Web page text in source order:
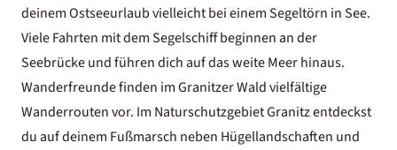
deinemOstseeurlaubvielleicht bei einem Segeltörn in See.
Viele Fahrten mit dem Segelschiff beginnen an der
Seebrücke und führen dich auf das weite Meer hinaus.
Wanderfreunde finden im Granitzer Wald vielfältige
Wanderrouten vor. Im Naturschutzgebiet Granitz entdeckst
du auf deinem Fußmarsch neben Hügellandschaften und